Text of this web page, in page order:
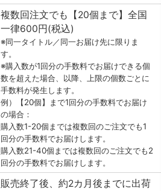
複数回注文でも【20個まで】全国
一律600円(税込)
※同一タイトル／同一お届け先に限りま
す。
※購入数が1回分の手数料でお届けできる個
数を超えた場合、以降、上限の個数ごとに
手数料が発生します。
例）【20個】まで1回分の手数料でお届け
の場合：
購入数1-20個までは複数回のご注文でも1
回分の手数料でお届けします。
購入数21-40個までは複数回のご注文でも2
回分の手数料でお届けします。
販売終了後、約2カ月後までに出荷